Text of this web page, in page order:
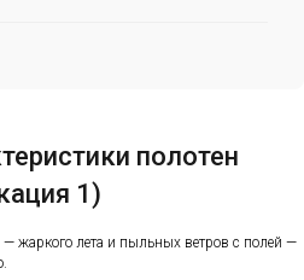
полотен
1)
жаркого лета и пыльных ветров с полей —